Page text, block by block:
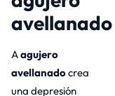
avellanado
Aagujero
avellanadocrea
una depresión